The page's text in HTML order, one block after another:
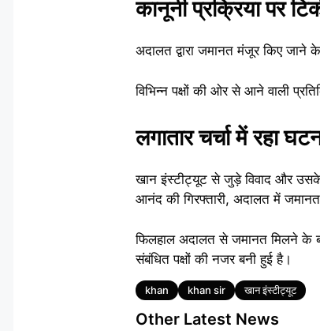
कानूनी प्रक्रिया पर
अदालत द्वारा जमानत मंजूर किए जाने
विभिन्न पक्षों की ओर से आने वाली
लगातार चर्चा में रहा
खान इंस्टीट्यूट से जुड़े विवाद और उसके
आनंद की गिरफ्तारी, अदालत में
फिलहाल अदालत से जमानत मिलने के
संबंधित पक्षों की नजर बनी हुई है।
Tags
khan khan sir खान इंस्टीट्यूट
Other Latest News